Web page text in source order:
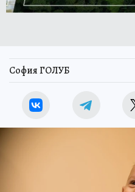
София ГОЛУБ